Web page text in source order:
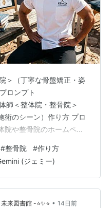
＞（丁寧な骨盤矯正・姿
ロンプト
師＜整体院・整骨院＞
術のシーン）作り方 プロ
や整骨院のホームペー
。特に、丁寧な骨盤矯
の専門性や雰囲気を伝
なります。しかし、実際
行うには、時間やコスト
も多いでしょう。 そこ
#整骨院 #作り方
(ジェミー)
来図書館 -⭐✨⭐ • 14日前